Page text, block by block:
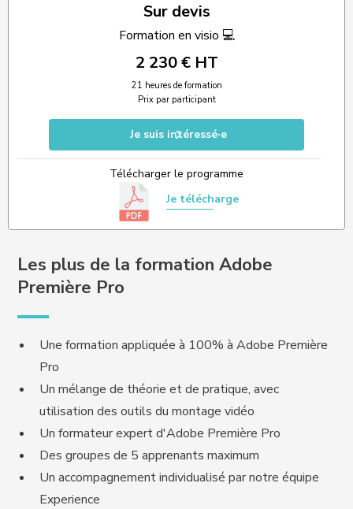
Sur devis
Formation en visio 💻
2 230 € HT
21 heures de formation
Prix par participant
Je suis intéressé·e
Télécharger le programme
Je télécharge
Les plus de la formation Adobe
Première Pro
Une formation appliquée à 100% à Adobe Première
Pro
Un mélange de théorie et de pratique, avec
utilisation des outils du montage vidéo
Un formateur expert d'Adobe Première Pro
Des groupes de 5 apprenants maximum
Un accompagnement individualisé par notre équipe
Experience